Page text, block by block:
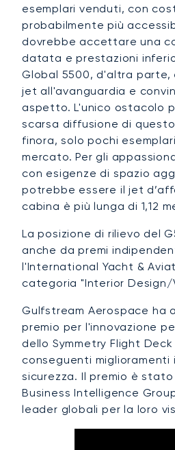
esemplari venduti, con
probabilmente più
dovrebbe accettare una
datata e prestazioni
Global 5500, d'altra parte,
jet all'avanguardia e
aspetto. L'unico ostacolo
scarsa diffusione di
finora, solo pochi
mercato. Per gli
con esigenze di spazio
potrebbe essere il jet
cabina è più lunga di 1,12
La posizione di rilievo del
anche da premi
l'International Yacht &
categoria "Interior Design/
Gulfstream Aerospace ha
premio per l'innovazione
dello Symmetry Flight
conseguenti miglioramenti
sicurezza. Il premio è
Business Intelligence
leader globali per la loro